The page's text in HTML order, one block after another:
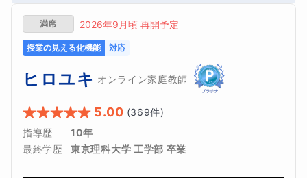
満席 2026年9月頃 再開予定
授業の見える化機能 対応
ヒロユキ オンライン家庭教師
5.00 (369件)
指導歴
10年
最終学歴
東京理科大学 工学部 卒業